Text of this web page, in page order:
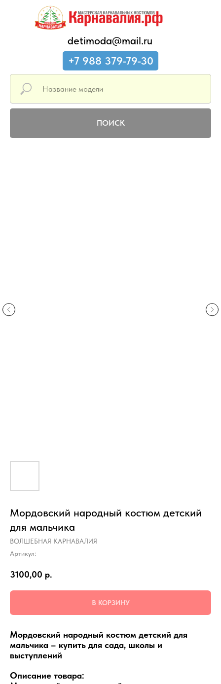
detimoda@mail.ru
+7 988 379-79-30
ПОИСК
Мордовский народный костюм детский
для мальчика
ВОЛШЕБНАЯ КАРНАВАЛИЯ
Артикул:
3100,00 р.
В КОРЗИНУ
Мордовский народный костюм детский для
мальчика – купить для сада, школы и
выступлений
Описание товара: